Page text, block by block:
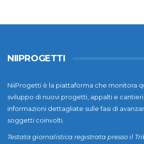
NIIPROGETTI
NiiProgetti è la piattaforma che monitora
sviluppo di nuovi progetti, appalti e
informazioni dettagliate sulle fasi di
soggetti coinvolti.
Testata giornalistica registrata presso il